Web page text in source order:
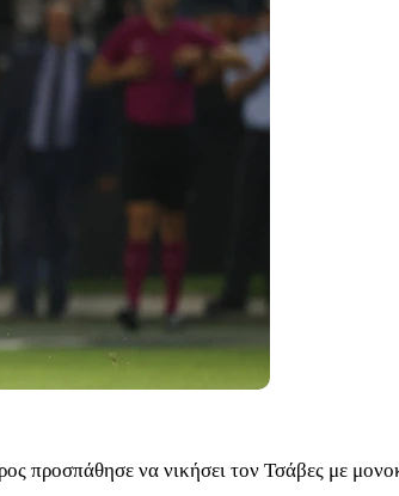
προσπάθησε να νικήσει τον Τσάβες με